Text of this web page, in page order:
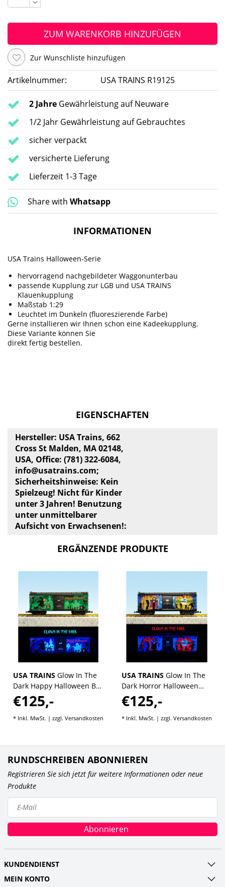
ZUM WARENKORB HINZUFÜGEN
Zur Wunschliste hinzufügen
Artikelnummer: USA TRAINS R19125
2 Jahre Gewährleistung auf Neuware
1/2 Jahr Gewährleistung auf Gebrauchtes
sicher verpackt
versicherte Lieferung
Lieferzeit 1-3 Tage
Share with Whatsapp
INFORMATIONEN
USA Trains Halloween-Serie
hervorragend nachgebildeter Waggonunterbau
passende Kupplung zur LGB und USA TRAINS
Klauenkupplung
Maßstab 1:29
Leuchtet im Dunkeln (fluoreszierende Farbe)
Gerne installieren wir Ihnen schon eine Kadeekupplung.
Diese Variante können Sie
direkt fertig bestellen.
EIGENSCHAFTEN
Hersteller: USA Trains, 662
Cross St Malden, MA 02148,
USA, Office: (781) 322-6084,
info@usatrains.com;
Sicherheitshinweise: Kein
Spielzeug! Nicht für Kinder
unter 3 Jahren! Benutzung
unter unmittelbarer
Aufsicht von Erwachsenen!:
ERGÄNZENDE PRODUKTE
USA TRAINS Glow In The
Dark Happy Halloween Box
Car
€125,-
* Inkl. MwSt. | zzgl. Versandkosten
USA TRAINS Glow In The
Dark Horror Halloween
Box Car
€125,-
* Inkl. MwSt. | zzgl. Versandkosten
RUNDSCHREIBEN ABONNIEREN
Registrieren Sie sich jetzt für weitere Informationen oder neue
Produkte
Abonnieren
KUNDENDIENST
MEIN KONTO